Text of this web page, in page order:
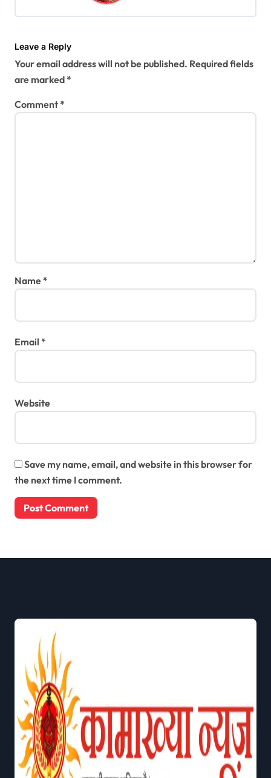
t
i
n
Leave a Reply
Your email address will not be published. Required fields
are marked*
Comment*
Name*
Email *
Website
Save my name, email, and website in this browser for
the next time I comment.